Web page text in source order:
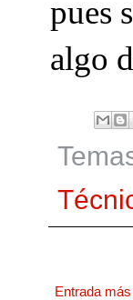
pues
algo
Entrada